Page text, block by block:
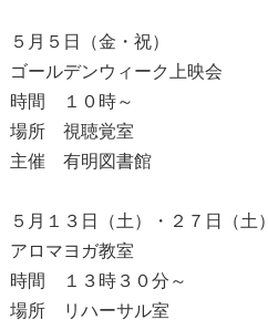
５月５日（金・祝）
ゴールデンウィーク上映会
時間 １０時～
場所 視聴覚室
主催 有明図書館
５月１３日（土）・２７日（土）
アロマヨガ教室
時間 １３時３０分～
場所 リハーサル室